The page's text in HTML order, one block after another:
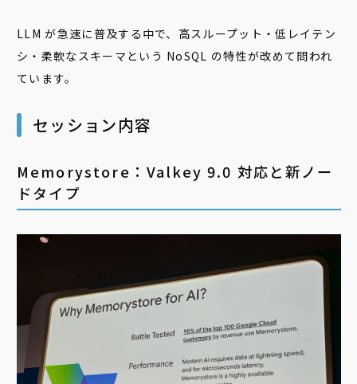
LLM が急速に普及する中で、高スループット・低レイテン
シ・柔軟なスキーマという NoSQL の特性が改めて問われ
ています。
セッション内容
Memorystore：Valkey 9.0 対応と新ノー
ドタイプ